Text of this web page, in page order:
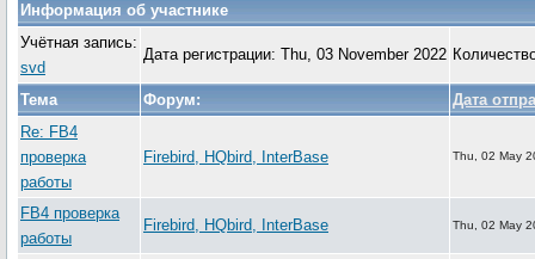
Информация об участнике
Учётная запись:
svd
Дата регистрации: Thu, 03 November 2022
Тема Форум:
Дата
Re: FB4
проверка
работы
Firebird, HQbird, InterBase Thu, 02 May
FB4 проверка
работы
Firebird, HQbird, InterBase Thu, 02 May